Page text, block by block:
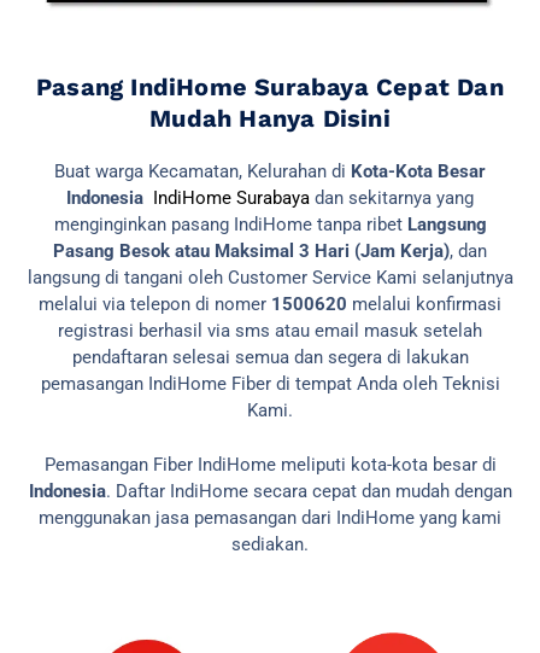
Pasang IndiHome Surabaya Cepat Dan
Mudah Hanya Disini
Buat warga Kecamatan, Kelurahan di Kota-Kota Besar
Indonesia IndiHome Surabaya dan sekitarnya yang
menginginkan pasang IndiHome tanpa ribet Langsung
Pasang Besok atau Maksimal 3 Hari (Jam Kerja), dan
langsung di tangani oleh Customer Service Kami selanjutnya
melalui via telepon di nomer 1500620 melalui konfirmasi
registrasi berhasil via sms atau email masuk setelah
pendaftaran selesai semua dan segera di lakukan
pemasangan IndiHome Fiber di tempat Anda oleh Teknisi
Kami.
Pemasangan Fiber IndiHome meliputi kota-kota besar di
Indonesia. Daftar IndiHome secara cepat dan mudah dengan
menggunakan jasa pemasangan dari IndiHome yang kami
sediakan.